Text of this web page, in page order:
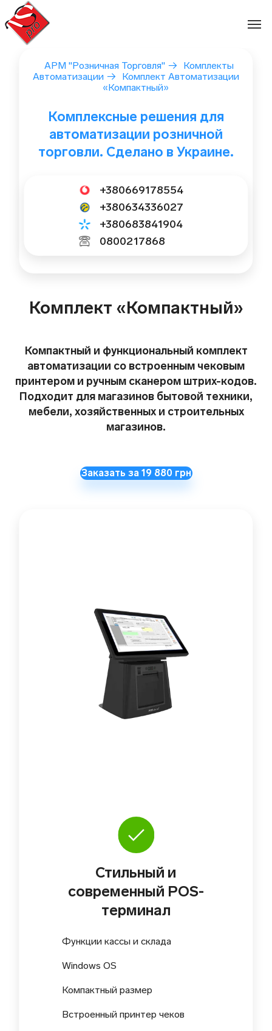
Перейти
содержимому
АРМ "Розничная Торговля" →
Комплекты
Автоматизации →
Комплект Автоматизации
«Компактный»
Комплексные решения для
автоматизации розничной
торговли. Сделано в Украине.
+380669178554
+380634336027
+380683841904
0800217868
Комплект «Компактный»
Компактный и функциональный комплект
автоматизации со встроенным чековым
принтером и ручным сканером штрих-кодов.
Подходит для магазинов бытовой техники,
мебели, хозяйственных и строительных
магазинов.
Заказать за 19 880 грн
Стильный и
современный POS-
терминал
Функции кассы и склада
Windows OS
Компактный размер
Встроенный принтер чеков